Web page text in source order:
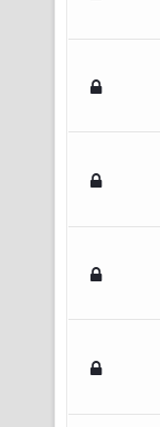
- 0 de 5 em média
45
- 0 de 5 em média
45
- 0 de 5 em média
45
- 0 de 5 em média
45